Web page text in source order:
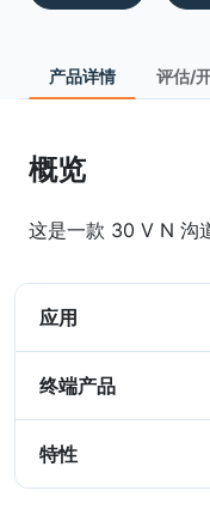
产品详情 评估/
概览
这是一款 30 V N 沟
应用
终端产品
特性